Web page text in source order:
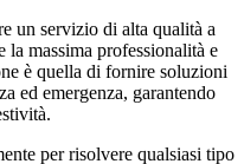
un servizio di alta qualità a
la massima professionalità e
è quella di fornire soluzioni
ed emergenza, garantendo
per risolvere qualsiasi tipo